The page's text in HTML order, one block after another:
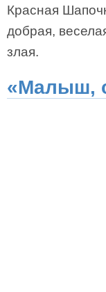
Красная
добрая,
злая.
«Малыш,